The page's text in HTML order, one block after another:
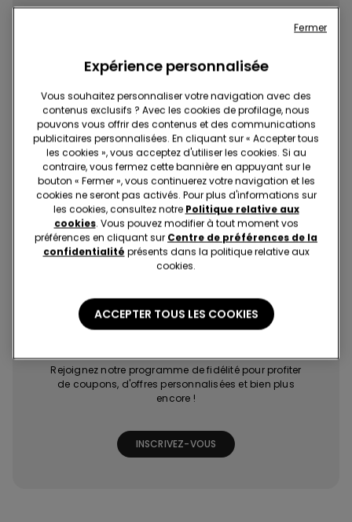
Téléchargez l'App
Achetez rapidement et facilement, où et quand vous voulez !
Achats rapides et
faciles
Les dernières
tendances à
portée de clic
Promotions
exclusives
Points bonus
grâce à des jeux
et missions
Rejoignez notre programme de fidélité pour profiter
de coupons, d'offres personnalisées et bien plus
encore !
INSCRIVEZ-VOUS
Expérience personnalisée
Vous souhaitez personnaliser votre navigation avec des
contenus exclusifs ? Avec les cookies de profilage, nous
pouvons vous offrir des contenus et des communications
publicitaires personnalisées. En cliquant sur « Accepter tous
les cookies », vous acceptez d'utiliser les cookies. Si au
contraire, vous fermez cette bannière en appuyant sur le
bouton « Fermer », vous continuerez votre navigation et les
cookies ne seront pas activés. Pour plus d'informations sur
les cookies, consultez notre Politique relative aux
cookies. Vous pouvez modifier à tout moment vos
préférences en cliquant sur Centre de préférences de la
confidentialité présents dans la politique relative aux
cookies.
ACCEPTER TOUS LES COOKIES
Fermer